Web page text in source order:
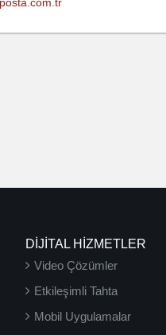
DİJİTAL HİZMETLER
Video Çözümler
Etkileşimli Tahta
Mobil Uygulamalar